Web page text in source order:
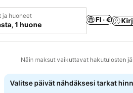
ja huoneet
1 huone
FI · €
Näin maksut vaikuttavat hakutulosten
suosikkeihin
Valitse päivät nähdäksesi tarkat